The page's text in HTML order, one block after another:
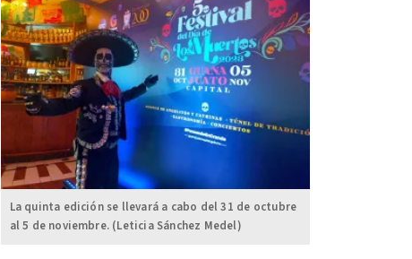
La quinta edición se llevará a cabo del 31 de octubre
al 5 de noviembre. (Leticia Sánchez Medel)